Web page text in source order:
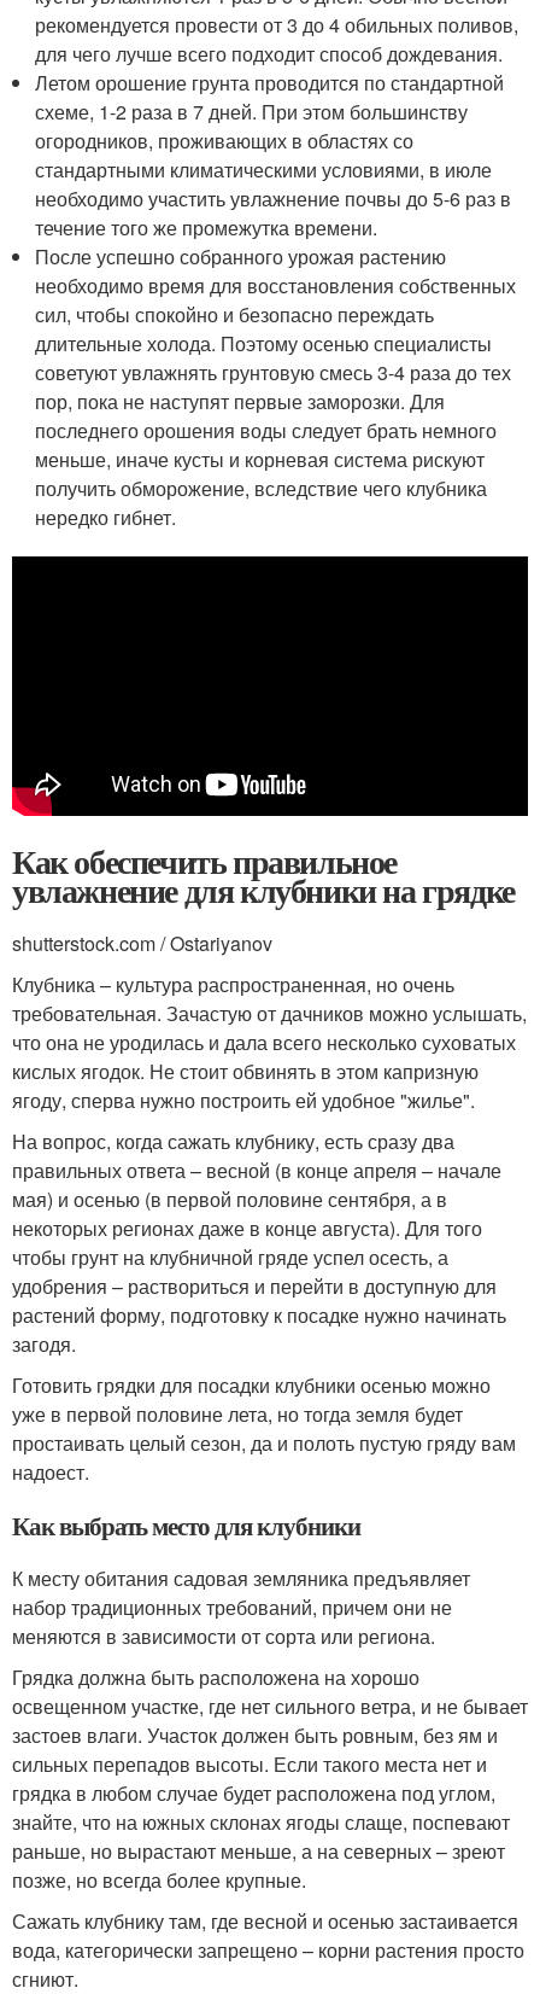
рекомендуется провести от 3 до 4 обильных поливов,
для чего лучше всего подходит способ дождевания.
Летом орошение грунта проводится по стандартной
схеме, 1-2 раза в 7 дней. При этом большинству
огородников, проживающих в областях со
стандартными климатическими условиями, в июле
необходимо участить увлажнение почвы до 5-6 раз в
течение того же промежутка времени.
После успешно собранного урожая растению
необходимо время для восстановления собственных
сил, чтобы спокойно и безопасно переждать
длительные холода. Поэтому осенью специалисты
советуют увлажнять грунтовую смесь 3-4 раза до тех
пор, пока не наступят первые заморозки. Для
последнего орошения воды следует брать немного
меньше, иначе кусты и корневая система рискуют
получить обморожение, вследствие чего клубника
нередко гибнет.
Как обеспечить правильное
увлажнение для клубники на грядке
shutterstock.com / Ostariyanov
Клубника – культура распространенная, но очень
требовательная. Зачастую от дачников можно услышать,
что она не уродилась и дала всего несколько суховатых
кислых ягодок. Не стоит обвинять в этом капризную
ягоду, сперва нужно построить ей удобное "жилье".
На вопрос, когда сажать клубнику, есть сразу два
правильных ответа – весной (в конце апреля – начале
мая) и осенью (в первой половине сентября, а в
некоторых регионах даже в конце августа). Для того
чтобы грунт на клубничной гряде успел осесть, а
удобрения – раствориться и перейти в доступную для
растений форму, подготовку к посадке нужно начинать
загодя.
Готовить грядки для посадки клубники осенью можно
уже в первой половине лета, но тогда земля будет
простаивать целый сезон, да и полоть пустую гряду вам
надоест.
Как выбрать место для клубники
К месту обитания садовая земляника предъявляет
набор традиционных требований, причем они не
меняются в зависимости от сорта или региона.
Грядка должна быть расположена на хорошо
освещенном участке, где нет сильного ветра, и не бывает
застоев влаги. Участок должен быть ровным, без ям и
сильных перепадов высоты. Если такого места нет и
грядка в любом случае будет расположена под углом,
знайте, что на южных склонах ягоды слаще, поспевают
раньше, но вырастают меньше, а на северных – зреют
позже, но всегда более крупные.
Сажать клубнику там, где весной и осенью застаивается
вода, категорически запрещено – корни растения просто
сгниют.